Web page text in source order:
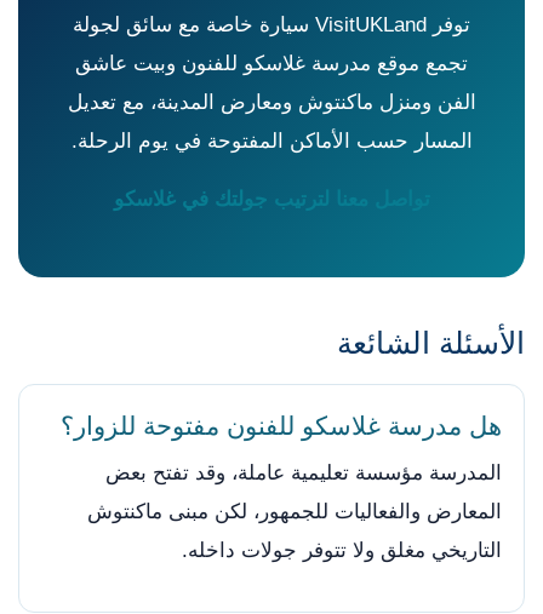
توفر VisitUKLand سيارة خاصة مع سائق لجولة
تجمع موقع مدرسة غلاسكو للفنون وبيت عاشق
الفن ومنزل ماكنتوش ومعارض المدينة، مع تعديل
المسار حسب الأماكن المفتوحة في يوم الرحلة.
تواصل معنا لترتيب جولتك في غلاسكو
الأسئلة الشائعة
هل مدرسة غلاسكو للفنون مفتوحة للزوار؟
المدرسة مؤسسة تعليمية عاملة، وقد تفتح بعض
المعارض والفعاليات للجمهور، لكن مبنى ماكنتوش
التاريخي مغلق ولا تتوفر جولات داخله.